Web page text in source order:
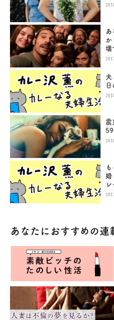
あ
か
壊
夫
日
震
59
婚
レ
あなたにおすすめの連